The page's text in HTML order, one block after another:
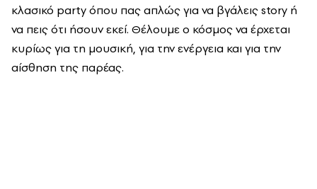
κλασικό party όπου πας απλώς για να βγάλεις story ή
να πεις ότι ήσουν εκεί. Θέλουμε ο κόσμος να έρχεται
κυρίως για τη μουσική, για την ενέργεια και για την
αίσθηση της παρέας.